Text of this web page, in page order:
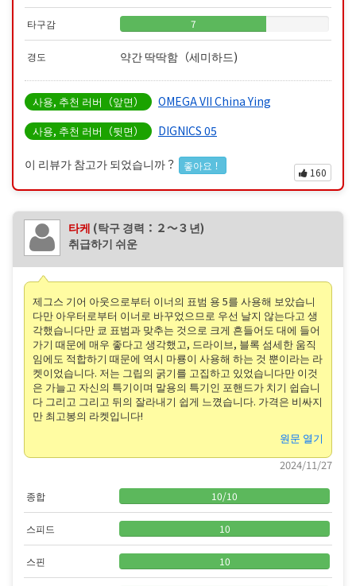
타구감 7
경도 약간 딱딱함（세미하드)
사용, 추천 러버（앞면） OMEGA VII China Ying
사용, 추천 러버（뒷면） DIGNICS 05
이 리뷰가 참고가 되었습니까？ 좋아요！
160
타케 (탁구 경력：２〜３년)
취급하기 쉬운
제그스 기어 아웃으로부터 이너의 표범 용 5를 사용해 보았습니
다만 아우터로부터 이너로 바꾸었으므로 우선 날지 않는다고 생
각했습니다만 쿄 표범과 맞추는 것으로 크게 흔들어도 대에 들어
가기 때문에 매우 좋다고 생각했고, 드라이브, 블록 섬세한 움직
임에도 적합하기 때문에 역시 마룡이 사용해 하는 것 뿐이라는 라
켓이었습니다. 저는 그립의 굵기를 고집하고 있었습니다만 이것
은 가늘고 자신의 특기이며 말용의 특기인 포핸드가 치기 쉽습니
다 그리고 그리고 뒤의 잘라내기 쉽게 느꼈습니다. 가격은 비싸지
만 최고봉의 라켓입니다!
원문 열기
2024/11/27
종합 10/10
스피드 10
스핀 10